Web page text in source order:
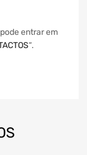
entrar em
“.